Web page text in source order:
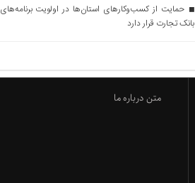
حمایت از کسب‌وکارهای استان‌ها در اولویت برنامه‌های
بانک تجارت قرار دارد
متن درباره ما